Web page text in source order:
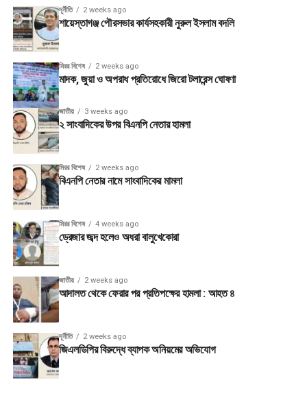
দূর্নীতি 2 weeks ago
শায়েস্তাগঞ্জ পৌরসভার কার্যসহকারী নুরুল ইসলাম বদলি
মিরর বিশেষ 2 weeks ago
মাদক, জুয়া ও অপরাধ প্রতিরোধে জিরো টলারেন্স ঘোষণা
জাতীয় 3 weeks ago
২ সাংবাদিকের উপর বিএনপি নেতার হামলা
মিরর বিশেষ 2 weeks ago
বিএনপি নেতার নামে সাংবাদিকের মামলা
মিরর বিশেষ 4 weeks ago
ড্রেজার জব্দ হলেও অধরা বালুখেকোরা
জাতীয় 2 weeks ago
আদালত থেকে ফেরার পর প্রতিপক্ষের হামলা : আহত ৪
দূর্নীতি 2 weeks ago
জিএলডিপির বিরুদ্ধে ব্যাপক অনিয়মের অভিযোগ